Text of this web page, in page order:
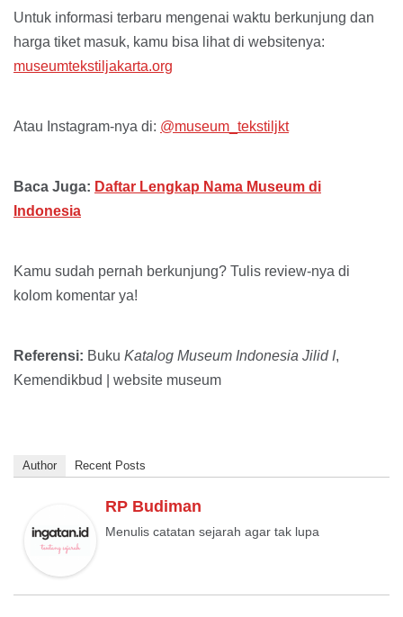
Untuk informasi terbaru mengenai waktu berkunjung dan
harga tiket masuk, kamu bisa lihat di websitenya:
museumtekstiljakarta.org
Atau Instagram-nya di: @museum_tekstiljkt
Baca Juga: Daftar Lengkap Nama Museum di
Indonesia
Kamu sudah pernah berkunjung? Tulis review-nya di
kolom komentar ya!
Referensi: Buku Katalog Museum Indonesia Jilid I,
Kemendikbud | website museum
Author Recent Posts
RP Budiman
Menulis catatan sejarah agar tak lupa